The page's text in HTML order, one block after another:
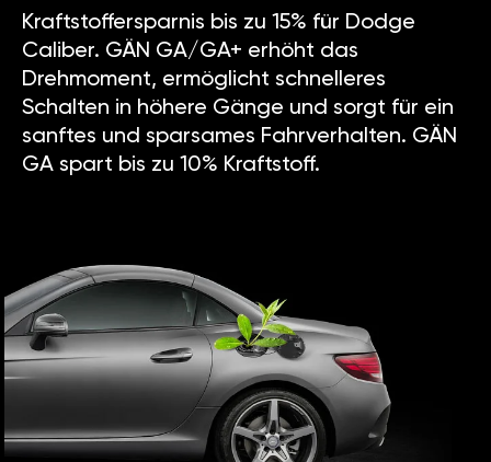
Kraftstoffersparnis bis zu 15% für Dodge
Caliber. GÄN GA/GA+ erhöht das
Drehmoment, ermöglicht schnelleres
Schalten in höhere Gänge und sorgt für ein
sanftes und sparsames Fahrverhalten. GÄN
GA spart bis zu 10% Kraftstoff.